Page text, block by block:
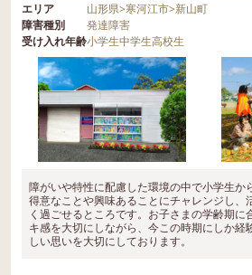
エリア 山形県>寒河江市>新山町
障害種別
発達障害
受け入れ年齢小学生中学生高校生
障がいや特性に配慮した環境の中で小学生か
得意なことや興味あることにチャレンジし、
く過ごせるところです。お子さまの学齢期に
キ感を大切にしながら、今この時期にしか経
しい思いを大切にしております。